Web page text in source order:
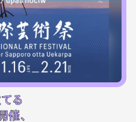
る
催、